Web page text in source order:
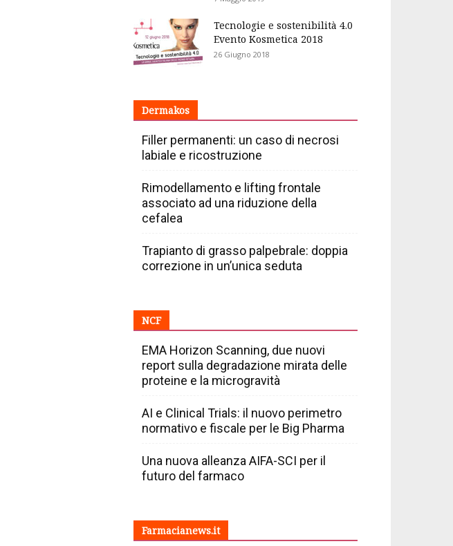
Tecnologie e sostenibilità 4.0
Evento Kosmetica 2018
26 Giugno 2018
Dermakos
Filler permanenti: un caso di necrosi
labiale e ricostruzione
Rimodellamento e lifting frontale
associato ad una riduzione della
cefalea
Trapianto di grasso palpebrale: doppia
correzione in un’unica seduta
NCF
EMA Horizon Scanning, due nuovi
report sulla degradazione mirata delle
proteine e la microgravità
AI e Clinical Trials: il nuovo perimetro
normativo e fiscale per le Big Pharma
Una nuova alleanza AIFA-SCI per il
futuro del farmaco
Farmacianews.it